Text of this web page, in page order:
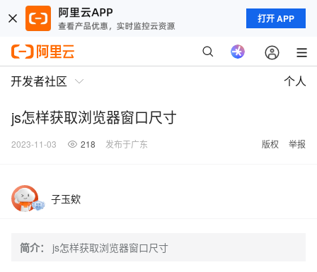
打开 APP
开发者社区 个人
js怎样获取浏览器窗口尺寸
2023-11-03 218 发布于广东 版权 举报
子玉欸
简介： js怎样获取浏览器窗口尺寸